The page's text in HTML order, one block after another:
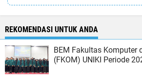
REKOMENDASI UNTUK ANDA
BEM Fakultas Komputer
(FKOM) UNIKI